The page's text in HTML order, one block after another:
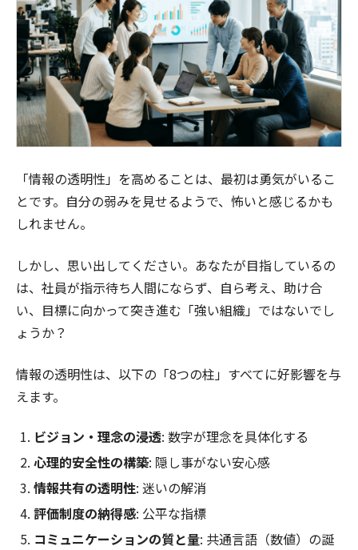
「情報の透明性」を高めることは、最初は勇気がいるこ
とです。自分の弱みを見せるようで、怖いと感じるかも
しれません。
しかし、思い出してください。あなたが目指しているの
は、社員が指示待ち人間にならず、自ら考え、助け合
い、目標に向かって突き進む「強い組織」ではないでし
ょうか？
情報の透明性は、以下の「8つの柱」すべてに好影響を与
えます。
ビジョン・理念の浸透: 数字が理念を具体化する
心理的安全性の構築: 隠し事がない安心感
情報共有の透明性: 迷いの解消
評価制度の納得感: 公平な指標
コミュニケーションの質と量: 共通言語（数値）の誕